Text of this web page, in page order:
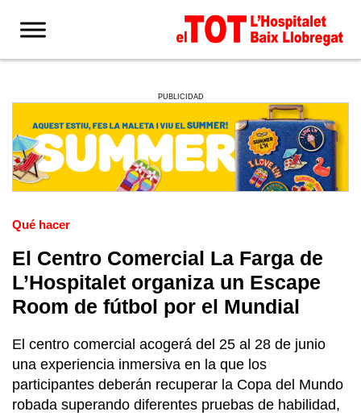
PUBLICIDAD
Qué hacer
El Centro Comercial La Farga de
L’Hospitalet organiza un Escape
Room de fútbol por el Mundial
El centro comercial acogerá del 25 al 28 de junio
una experiencia inmersiva en la que los
participantes deberán recuperar la Copa del Mundo
robada superando diferentes pruebas de habilidad,